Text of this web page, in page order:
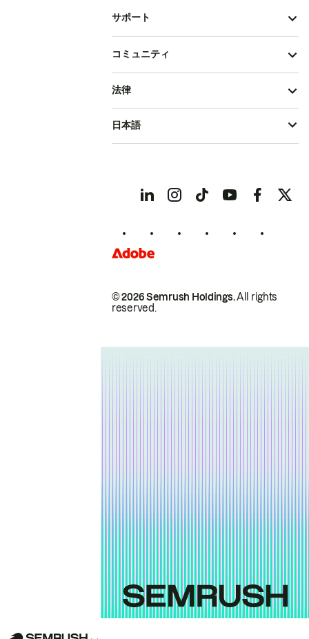
サポート
コミュニティ
© 2026 Semrush Holdings.All rights
reserved.
法律
日本語